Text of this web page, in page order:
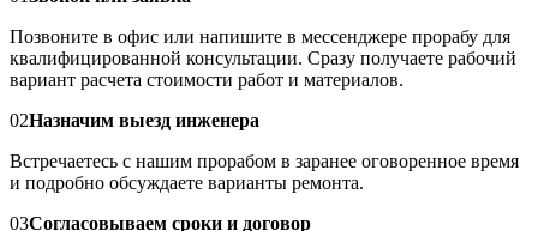
Позвоните в офис или напишите в мессенджере прорабу для
квалифицированной консультации. Сразу получаете рабочий
вариант расчета стоимости работ и материалов.
02Назначим выезд инженера
Встречаетесь с нашим прорабом в заранее оговоренное время
и подробно обсуждаете варианты ремонта.
03Согласовываем сроки и договор